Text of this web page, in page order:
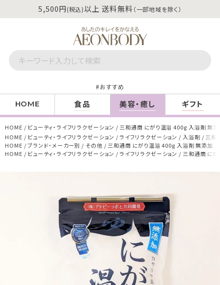
5,500円(税込)以上 送料無料 （一部地域を除く）
おすすめ
HOME 食品 美容・癒し ギフト
HOME ビューティ・ライフリラクゼーション
三和通商 にがり温浴 400g 入浴剤 無添
HOME
ビューティ・ライフリラクゼーション ライフリラクゼーション 入浴剤
三和
HOME
ブランド・メーカー別 その他
三和通商 にがり温浴 400g 入浴剤 無添加
HOME
ビューティ・ライフリラクゼーション ライフリラクゼーション 三和通商 に